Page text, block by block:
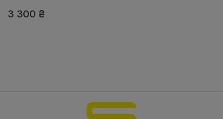
3 300 ₴